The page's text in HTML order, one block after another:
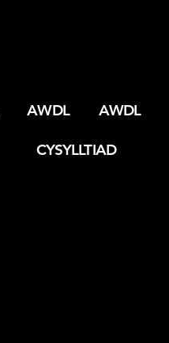
AWDL AWDL
CYSYLLTIAD